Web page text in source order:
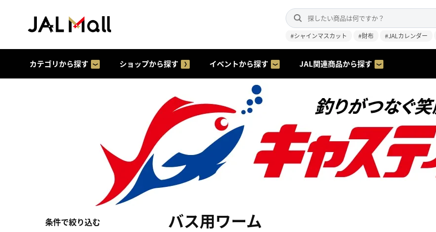
#シャインマスカット #財布 #JALカレンダー
カテゴリから探す ショップから探す イベントから探す JAL関連商品から探す
条件で絞り込む バス用ワーム